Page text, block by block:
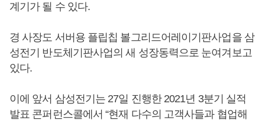
계기가 될 수 있다.
경 사장도 서버용 플립칩 볼그리드어레이기판사업을 삼
성전기 반도체기판사업의 새 성장동력으로 눈여겨보고
있다.
이에 앞서 삼성전기는 27일 진행한 2021년 3분기 실적
발표 콘퍼런스콜에서 “현재 다수의 고객사들과 협업해